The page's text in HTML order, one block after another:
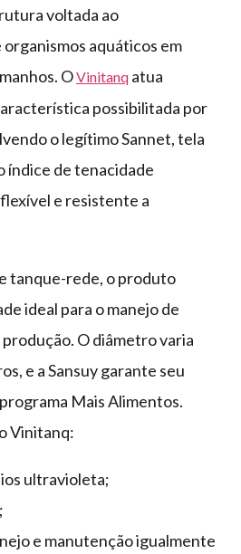
voltada ao
aquáticos em
OVinitanq atua
possibilitada por
o legítimo Sannet, tela
índice de tenacidade
e resistente a
tanque-rede, o produto
ideal para o manejo de
O diâmetro varia
e a Sansuy garante seu
Mais Alimentos.
Vinitanq:
ultravioleta;
e manutenção igualmente